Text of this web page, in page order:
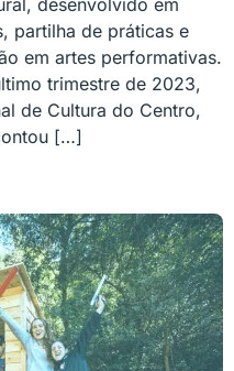
desenvolvido em
partilha de práticas e
em artes performativas.
trimestre de 2023,
de Cultura do Centro,
[…]